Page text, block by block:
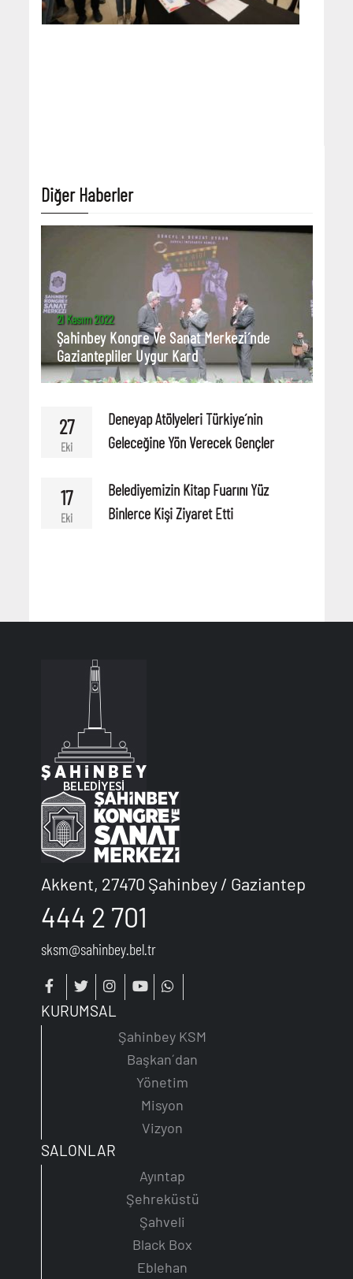
Diğer Haberler
21 Kasım 2022
Şahinbey Kongre Ve Sanat Merkezi´nde
Gaziantepliler Uygur Kard
27
Eki
Deneyap Atölyeleri Türkiye´nin
Geleceğine Yön Verecek Gençler
17
Eki
Belediyemizin Kitap Fuarını Yüz
Binlerce Kişi Ziyaret Etti
Akkent, 27470 Şahinbey / Gaziantep
444 2 701
sksm@sahinbey.bel.tr
KURUMSAL
Şahinbey KSM
Başkan´dan
Yönetim
Misyon
Vizyon
SALONLAR
Ayıntap
Şehreküstü
Şahveli
Black Box
Eblehan